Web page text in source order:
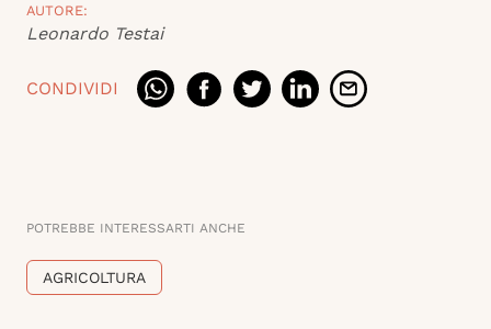
AUTORE:
Leonardo Testai
CONDIVIDI
POTREBBE INTERESSARTI ANCHE
AGRICOLTURA